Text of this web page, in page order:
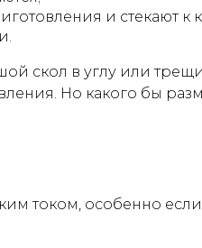
и стекают к
скол в углу или
Но какого бы
током, особенно